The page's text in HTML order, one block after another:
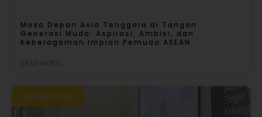
Masa Depan Asia Tenggara di Tangan
Generasi Muda: Aspirasi, Ambisi, dan
Keberagaman Impian Pemuda ASEAN
READ MORE »
DENNIS LIM